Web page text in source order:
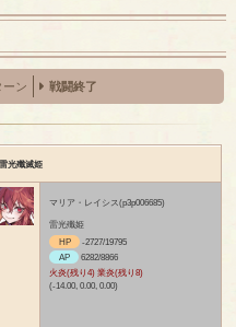
ーン 戦闘終了
雷光殲滅姫
マリア・レイシス(p3p006685)
雷光殲姫
HP
-2727/19795
AP
6282/8866
火炎(残り4) 業炎(残り8)
(-14.00, 0.00, 0.00)